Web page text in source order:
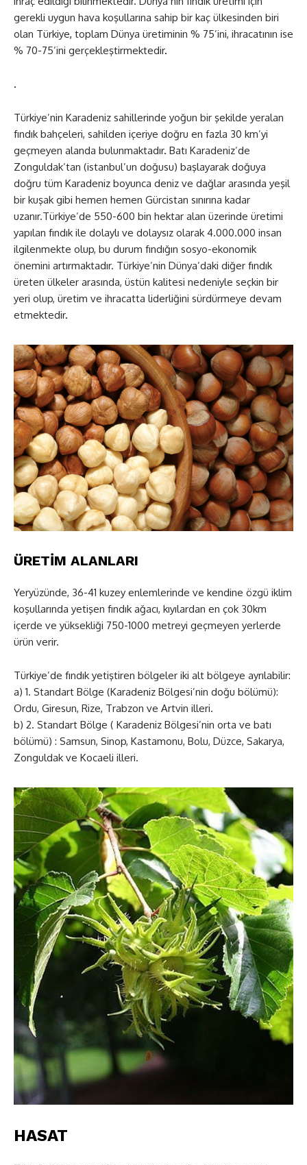
gerekli uygun hava koşullarına sahip bir kaç ülkesinden biri
olan Türkiye, toplam Dünya üretiminin % 75’ini, ihracatının ise
% 70-75’ini gerçekleştirmektedir.
.
Türkiye’nin Karadeniz sahillerinde yoğun bir şekilde yeralan
fındık bahçeleri, sahilden içeriye doğru en fazla 30 km’yi
geçmeyen alanda bulunmaktadır. Batı Karadeniz’de
Zonguldak’tan (istanbul’un doğusu) başlayarak doğuya
doğru tüm Karadeniz boyunca deniz ve dağlar arasında yeşil
bir kuşak gibi hemen hemen Gürcistan sınırına kadar
uzanır.Türkiye’de 550-600 bin hektar alan üzerinde üretimi
yapılan fındık ile dolaylı ve dolaysız olarak 4.000.000 insan
ilgilenmekte olup, bu durum fındığın sosyo-ekonomik
önemini artırmaktadır. Türkiye’nin Dünya’daki diğer fındık
üreten ülkeler arasında, üstün kalitesi nedeniyle seçkin bir
yeri olup, üretim ve ihracatta liderliğini sürdürmeye devam
etmektedir.
ÜRETİM ALANLARI
Yeryüzünde, 36-41 kuzey enlemlerinde ve kendine özgü iklim
koşullarında yetişen fındık ağacı, kıyılardan en çok 30km
içerde ve yüksekliği 750-1000 metreyi geçmeyen yerlerde
ürün verir.
Türkiye’de fındık yetiştiren bölgeler iki alt bölgeye ayrılabilir:
a) 1. Standart Bölge (Karadeniz Bölgesi’nin doğu bölümü):
Ordu, Giresun, Rize, Trabzon ve Artvin illeri.
b) 2. Standart Bölge ( Karadeniz Bölgesi’nin orta ve batı
bölümü) : Samsun, Sinop, Kastamonu, Bolu, Düzce, Sakarya,
Zonguldak ve Kocaeli illeri.
HASAT